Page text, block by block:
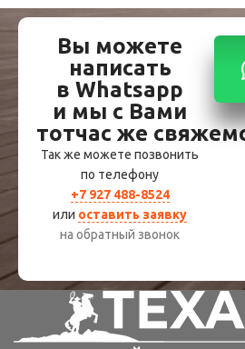
Вы можете
написать
в Whatsapp
и мы с Вами
тотчас же
Так же можете позвонить
по телефону
+7 927 488-8524
или оставить заявку
на обратный звонок